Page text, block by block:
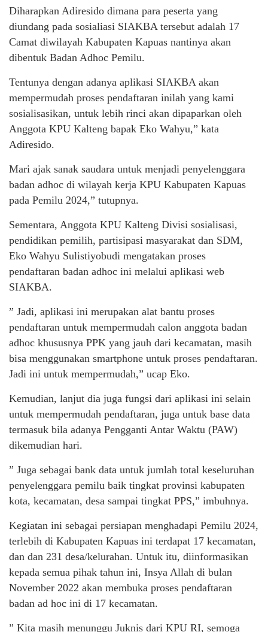
Diharapkan Adiresido dimana para peserta yang
diundang pada sosialiasi SIAKBA tersebut adalah 17
Camat diwilayah Kabupaten Kapuas nantinya akan
dibentuk Badan Adhoc Pemilu.
Tentunya dengan adanya aplikasi SIAKBA akan
mempermudah proses pendaftaran inilah yang kami
sosialisasikan, untuk lebih rinci akan dipaparkan oleh
Anggota KPU Kalteng bapak Eko Wahyu,” kata
Adiresido.
Mari ajak sanak saudara untuk menjadi penyelenggara
badan adhoc di wilayah kerja KPU Kabupaten Kapuas
pada Pemilu 2024,” tutupnya.
Sementara, Anggota KPU Kalteng Divisi sosialisasi,
pendidikan pemilih, partisipasi masyarakat dan SDM,
Eko Wahyu Sulistiyobudi mengatakan proses
pendaftaran badan adhoc ini melalui aplikasi web
SIAKBA.
” Jadi, aplikasi ini merupakan alat bantu proses
pendaftaran untuk mempermudah calon anggota badan
adhoc khususnya PPK yang jauh dari kecamatan, masih
bisa menggunakan smartphone untuk proses pendaftaran.
Jadi ini untuk mempermudah,” ucap Eko.
Kemudian, lanjut dia juga fungsi dari aplikasi ini selain
untuk mempermudah pendaftaran, juga untuk base data
termasuk bila adanya Pengganti Antar Waktu (PAW)
dikemudian hari.
” Juga sebagai bank data untuk jumlah total keseluruhan
penyelenggara pemilu baik tingkat provinsi kabupaten
kota, kecamatan, desa sampai tingkat PPS,” imbuhnya.
Kegiatan ini sebagai persiapan menghadapi Pemilu 2024,
terlebih di Kabupaten Kapuas ini terdapat 17 kecamatan,
dan dan 231 desa/kelurahan. Untuk itu, diinformasikan
kepada semua pihak tahun ini, Insya Allah di bulan
November 2022 akan membuka proses pendaftaran
badan ad hoc ini di 17 kecamatan.
” Kita masih menunggu Juknis dari KPU RI, semoga